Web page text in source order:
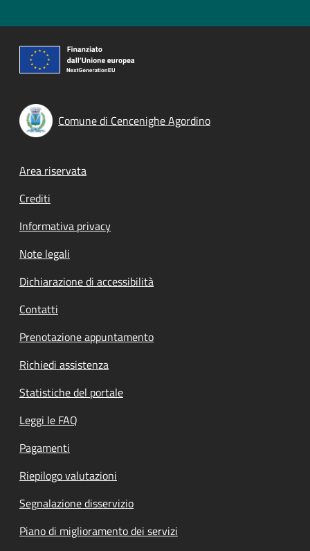
Comune di Cencenighe Agordino
Footer menu
Area riservata
Crediti
Informativa privacy
Note legali
Dichiarazione di accessibilità
Contatti
Prenotazione appuntamento
Richiedi assistenza
Statistiche del portale
Leggi le FAQ
Pagamenti
Riepilogo valutazioni
Segnalazione disservizio
Piano di miglioramento dei servizi